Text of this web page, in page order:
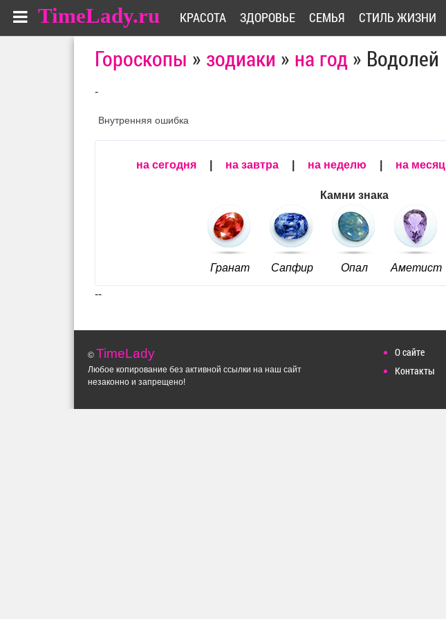
TimeLady.ru КРАСОТА ЗДОРОВЬЕ СЕМЬЯ СТИЛЬ ЖИЗНИ
Гороскопы » зодиаки » на год » Водолей
-
Внутренняя ошибка
на сегодня на завтра на неделю на месяц
Камни знака
Гранат Сапфир Опал Аметист
--
© TimeLady
Любое копирование без активной ссылки на наш сайт
незаконно и запрещено!
О сайте
Контакты